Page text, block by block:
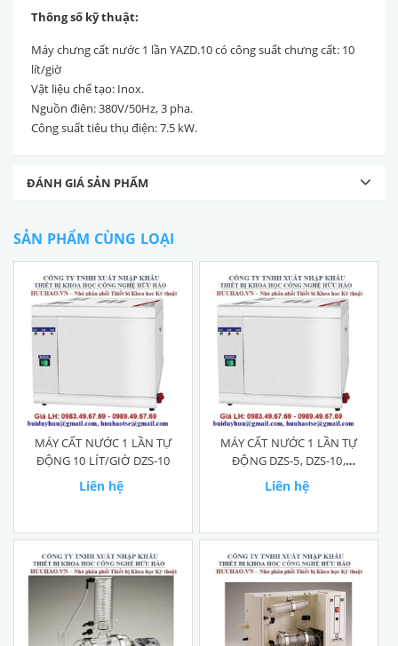
Thông số kỹ thuật:
Máy chưng cất nước 1 lần YAZD.10 có công suất chưng cất: 10
lít/giờ
Vật liệu chế tạo: Inox.
Nguồn điện: 380V/50Hz, 3 pha.
Công suất tiêu thụ điện: 7.5 kW.
ĐÁNH GIÁ SẢN PHẨM
SẢN PHẨM CÙNG LOẠI
MÁY CẤT NƯỚC 1 LẦN TỰ
ĐỘNG 10 LÍT/GIỜ DZS-10
Liên hệ
MÁY CẤT NƯỚC 1 LẦN TỰ
ĐỘNG DZS-5, DZS-10,
DZS-10
Liên hệ